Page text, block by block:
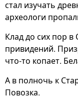
стал изучать
археологи
Клад до сих пор
привидений.
что-то копает.
А в полночь к
Повозка.